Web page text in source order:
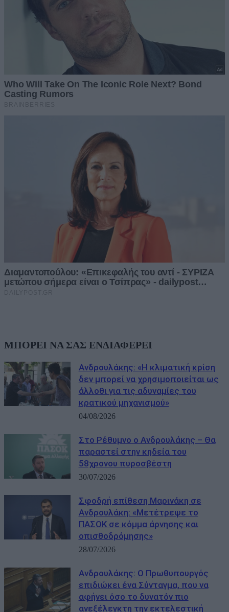
ΜΠΟΡΕΙ ΝΑ ΣΑΣ ΕΝΔΙΑΦΕΡΕΙ
Ανδρουλάκης: «Η κλιματική κρίση
δεν μπορεί να χρησιμοποιείται ως
άλλοθι για τις αδυναμίες του
κρατικού μηχανισμού»
04/08/2026
Στο Ρέθυμνο ο Ανδρουλάκης – Θα
παραστεί στην κηδεία του
58χρονου πυροσβέστη
30/07/2026
Σφοδρή επίθεση Μαρινάκη σε
Ανδρουλάκη: «Μετέτρεψε το
ΠΑΣΟΚ σε κόμμα άρνησης και
οπισθοδρόμησης»
28/07/2026
Ανδρουλάκης: Ο Πρωθυπουργός
επιδιώκει ένα Σύνταγμα, που να
αφήνει όσο το δυνατόν πιο
ανεξέλεγκτη την εκτελεστική